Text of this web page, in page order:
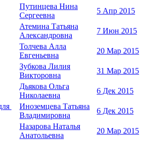
Путинцева Нина
Сергеевна
5 Апр 2015
Атемина Татьяна
Александровна
7 Июн 2015
Толчева Алла
Евгеньевна
20 Мар 2015
Зубкова Лилия
Викторовна
31 Мар 2015
Дьякова Ольга
Николаевна
6 Дек 2015
Иноземцева Татьяна
Владимировна
6 Дек 2015
Назарова Наталья
Анатольевна
20 Мар 2015